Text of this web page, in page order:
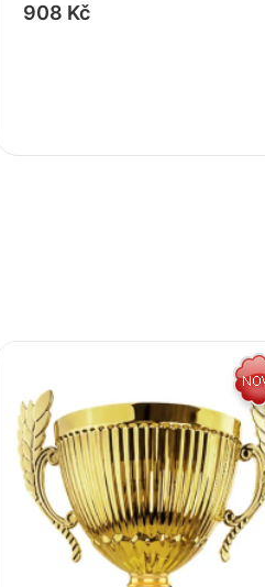
908 Kč